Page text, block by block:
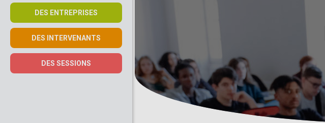
DES ENTREPRISES
DES INTERVENANTS
DES SESSIONS